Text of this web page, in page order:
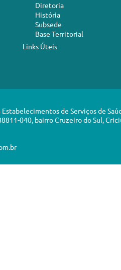
Diretoria
História
Subsede
Base Territorial
Links Úteis
de Serviços de
040, bairro Cruzeiro do Sul,